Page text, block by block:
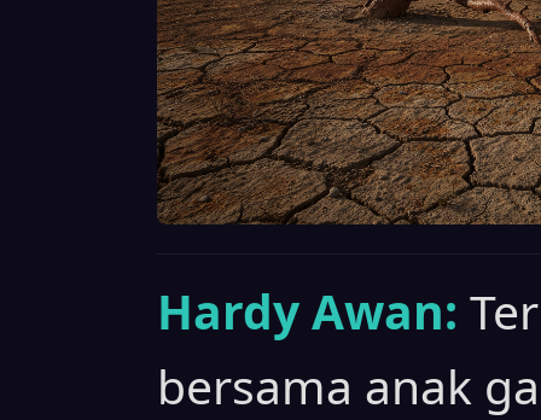
Hardy Awan:
bersama anak